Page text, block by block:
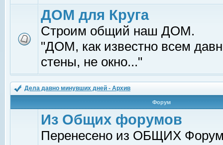
ДОМ для Круга
Строим общий наш ДОМ.
"ДОМ, как известно всем
стены, не окно..."
Дела давно минувших дней - Архив
Форум
Из Общих форумов
Перенесено из ОБЩИХ